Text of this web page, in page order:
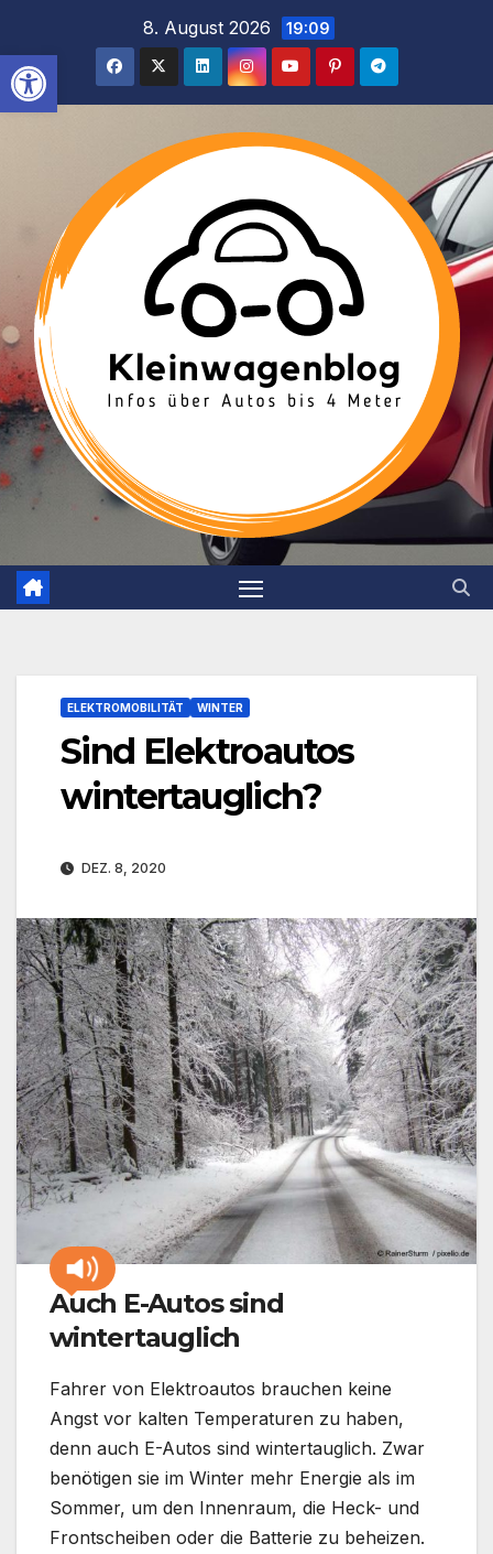
Werkzeugleiste öffnen
springen
8. August 2026 19:09
ELEKTROMOBILITÄT WINTER
Sind Elektroautos
wintertauglich?
DEZ. 8, 2020
Auch E-Autos sind
wintertauglich
Fahrer von Elektroautos brauchen keine
Angst vor kalten Temperaturen zu haben,
denn auch E-Autos sind wintertauglich. Zwar
benötigen sie im Winter mehr Energie als im
Sommer, um den Innenraum, die Heck- und
Frontscheiben oder die Batterie zu beheizen.